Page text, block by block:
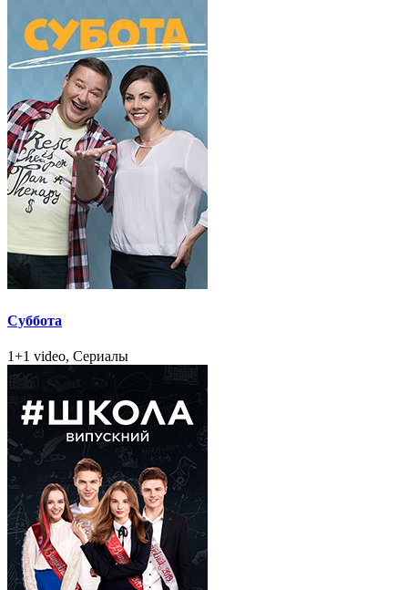
Суббота
1+1 video, Сериалы